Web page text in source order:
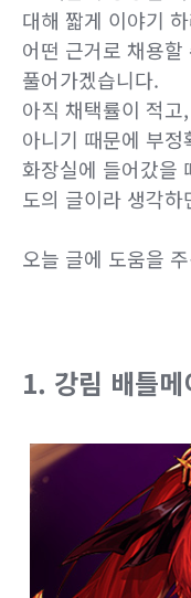
대해 짧게 이야기
어떤 근거로 채용
풀어가겠습니다.
아직 채택률이 적
아니기 때문에 부
화장실에 들어갔을
도의 글이라 생각
오늘 글에 도움을
1. 강림 배틀메